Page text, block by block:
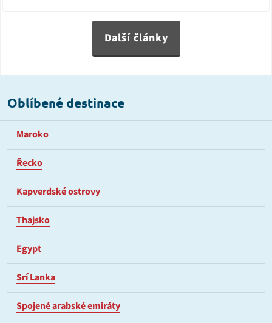
Další články
Oblíbené destinace
Maroko
Řecko
Kapverdské ostrovy
Thajsko
Egypt
Srí Lanka
Spojené arabské emiráty